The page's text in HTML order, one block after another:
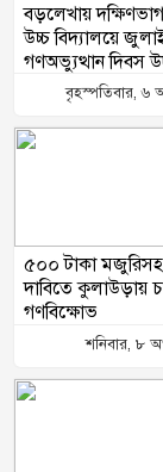
বড়লেখায়
উচ্চ বিদ্যালয়ে
গণঅভ্যুত্থান দিবস
বৃহস্পতিবার, ৬
৫০০ টাকা মজুরিসহ
দাবিতে কুলাউড়ায়
গণবিক্ষোভ
শনিবার, ৮